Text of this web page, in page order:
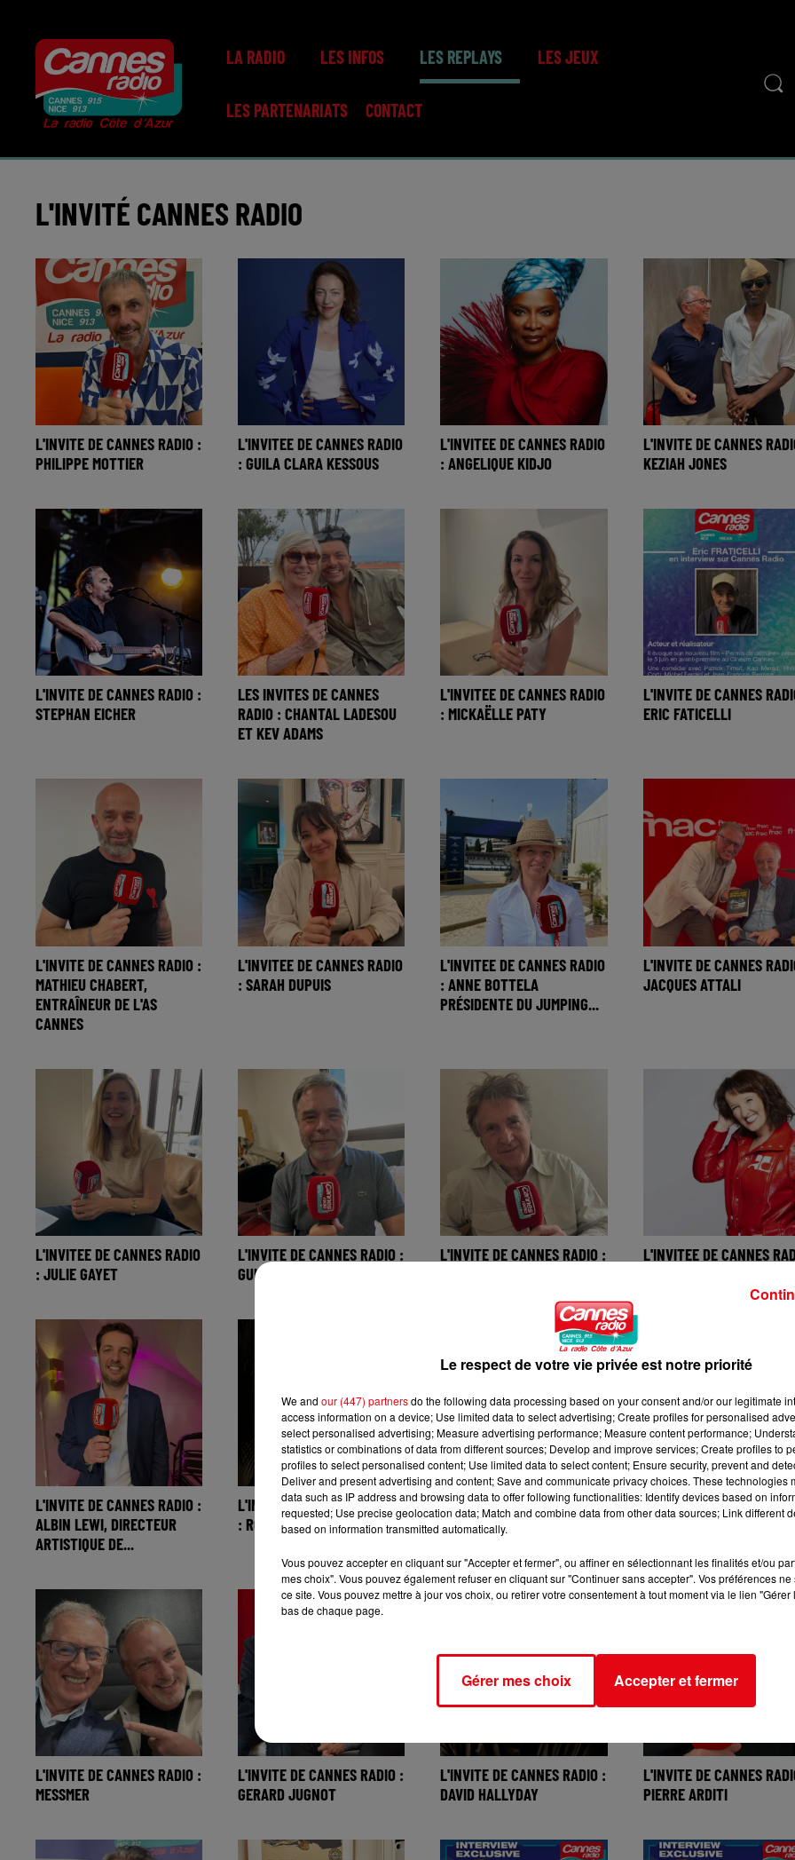
LA RADIO LES INFOS LES REPLAYS LES JEUX
LES PARTENARIATS CONTACT
L'INVITÉ CANNES RADIO
L'INVITE DE CANNES RADIO :
PHILIPPE MOTTIER
L'INVITEE DE CANNES RADIO
: GUILA CLARA KESSOUS
L'INVITEE DE CANNES RADIO
: ANGELIQUE KIDJO
L'INVITE DE CANNES
KEZIAH JONES
L'INVITE DE CANNES RADIO :
STEPHAN EICHER
LES INVITES DE CANNES
RADIO : CHANTAL LADESOU
ET KEV ADAMS
L'INVITEE DE CANNES RADIO
: MICKAËLLE PATY
L'INVITE DE CANNES
ERIC FATICELLI
L'INVITE DE CANNES RADIO :
MATHIEU CHABERT,
ENTRAÎNEUR DE L'AS
CANNES
L'INVITEE DE CANNES RADIO
: SARAH DUPUIS
L'INVITEE DE CANNES RADIO
: ANNE BOTTELA
PRÉSIDENTE DU JUMPING...
L'INVITE DE CANNES
JACQUES ATTALI
L'INVITEE DE CANNES RADIO
: JULIE GAYET
L'INVITE DE CANNES RADIO :
GUILLAUME DE TONQUEDEC
L'INVITE DE CANNES RADIO :
L'INVITEE DE CANNES
L'INVITE DE CANNES RADIO :
ALBIN LEWI, DIRECTEUR
ARTISTIQUE DE...
L'INVITEE DE CANNES RADIO
: ROSE TORRENTE
L'INVITE DU WEEK-END :
JERÔME VIAUD , MAIRE DE
L'INVITE DE CANNES
CHRISTOPHE ULIVIERI,
L'INVITE DE CANNES RADIO :
MESSMER
L'INVITE DE CANNES RADIO :
GERARD JUGNOT
L'INVITE DE CANNES RADIO :
DAVID HALLYDAY
L'INVITE DE CANNES
PIERRE ARDITI
Le respect de votre vie privée est notre priorité
We and our (447) partnersdo the following data processing based on your consent and/or our legitimate
access information on a device; Use limited data to select advertising; Create profiles for personalised
select personalised advertising; Measure advertising performance; Measure content performance;
statistics or combinations of data from different sources; Develop and improve services; Create profiles to
profiles to select personalised content; Use limited data to select content; Ensure security, prevent and
Deliver and present advertising and content; Save and communicate privacy choices. These technologies
data such as IP address and browsing data to offer following functionalities: Identify devices based on
requested; Use precise geolocation data; Match and combine data from other data sources; Link different
based on information transmitted automatically.
Vous pouvez accepter en cliquant sur "Accepter et fermer", ou affiner en sélectionnant les finalités et/ou
mes choix". Vous pouvez également refuser en cliquant sur "Continuer sans accepter". Vos préférences
ce site. Vous pouvez mettre à jour vos choix, ou retirer votre consentement à tout moment via le lien
bas de chaque page.
Gérer mes choix Accepter et fermer